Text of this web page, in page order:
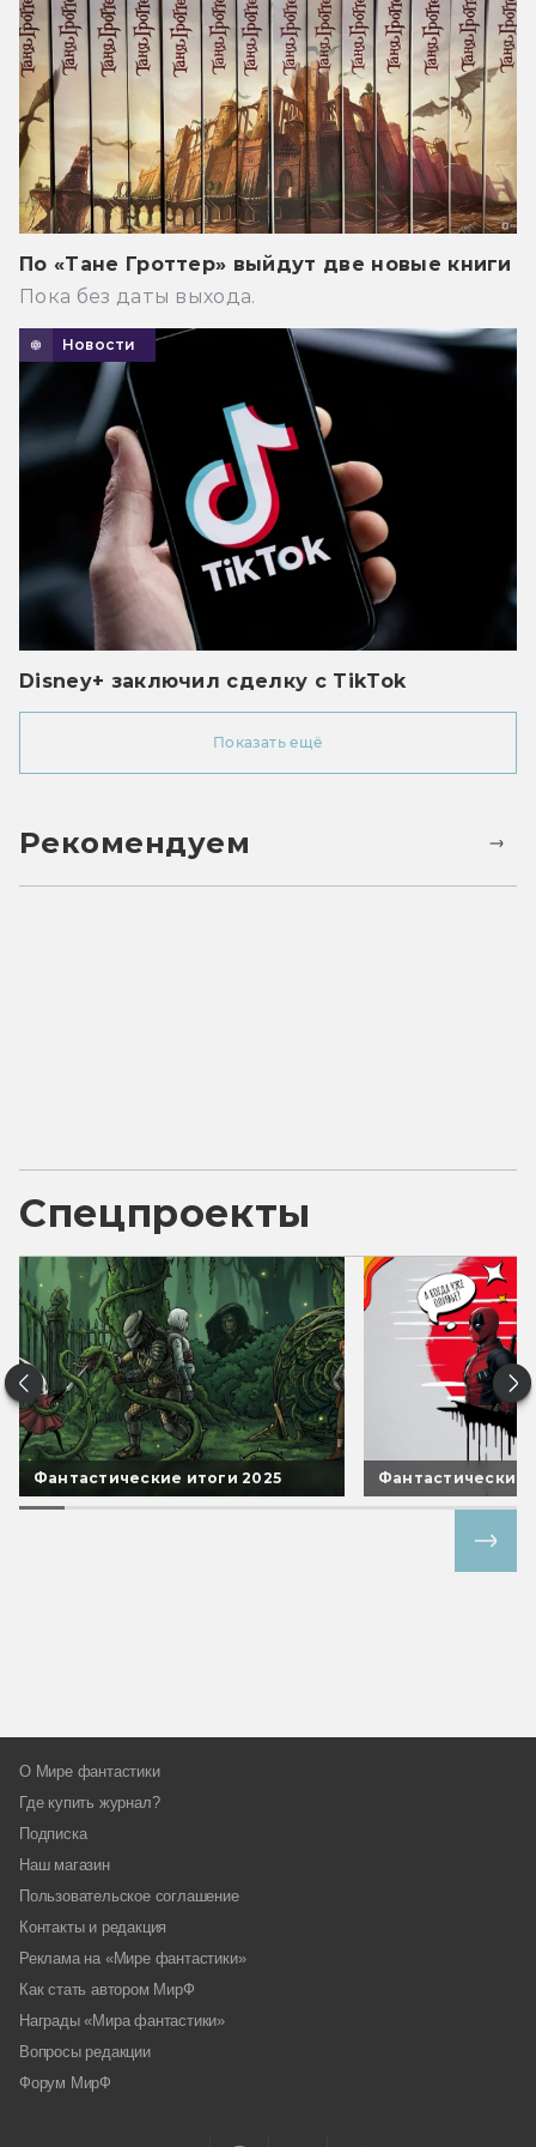
По «Тане Гроттер» выйдут две новые книги
Пока без даты выхода.
Новости
Disney+ заключил сделку с TikTok
Показать ещё
Рекомендуем
Спецпроекты
Фантастические итоги 2025 Фантастические
О Мире фантастики
Где купить журнал?
Подписка
Наш магазин
Пользовательское соглашение
Контакты и редакция
Реклама на «Мире фантастики»
Как стать автором МирФ
Награды «Мира фантастики»
Вопросы редакции
Форум МирФ